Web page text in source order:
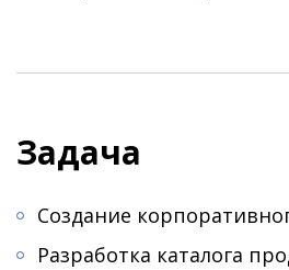
Задача
Создание
Разработка каталога